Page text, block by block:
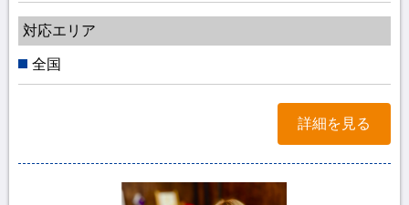
対応エリア
全国
詳細を見る